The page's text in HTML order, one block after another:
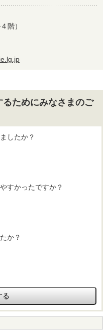
階）
ためにみなさまのご
したか？
すかったですか？
か？